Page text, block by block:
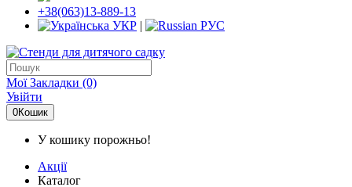
+38(063)13-889-13
УКР | РУС
Мої Закладки (0)
Увійти
0Кошик
У кошику порожньо!
Акції
Каталог